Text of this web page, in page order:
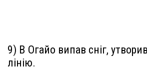
9) В Огайо випав сніг,
лінію.